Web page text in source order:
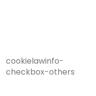
cookielawinfo-
checkbox-others